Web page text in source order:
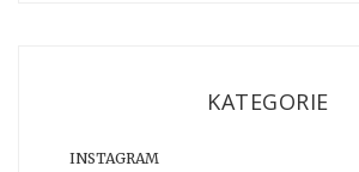
KATEGORIE
INSTAGRAM